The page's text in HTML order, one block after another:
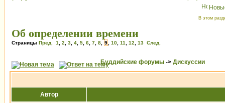
В этом
Об определении времени
Страницы Пред. 1 2 3 4 5 6 7 8 9 10 11 12 13 След.
Буддийские форумы -> Дискуссии
Автор